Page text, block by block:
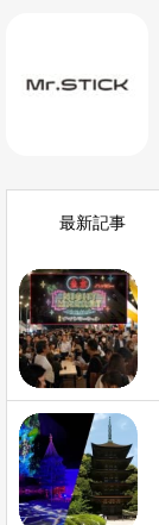
最新記事